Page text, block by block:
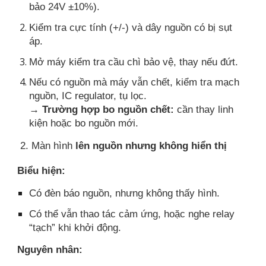
bảo 24V ±10%).
Kiểm tra cực tính (+/-) và dây nguồn có bị sụt
áp.
Mở máy kiểm tra cầu chì bảo vệ, thay nếu đứt.
Nếu có nguồn mà máy vẫn chết, kiểm tra mạch
nguồn, IC regulator, tụ lọc.
→Trường hợp bo nguồn chết: cần thay linh
kiện hoặc bo nguồn mới.
2. Màn hình lên nguồn nhưng không hiển thị
Biểu hiện:
Có đèn báo nguồn, nhưng không thấy hình.
Có thể vẫn thao tác cảm ứng, hoặc nghe relay
“tạch” khi khởi động.
Nguyên nhân: